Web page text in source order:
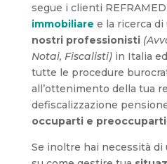
segue i clienti
immobiliare e la ricerca
nostri professionisti
Notai, Fiscalisti)in Italia
tutte le procedure
all’ottenimento della tua
defiscalizzazione
occuparti e
Se inoltre hai necessità